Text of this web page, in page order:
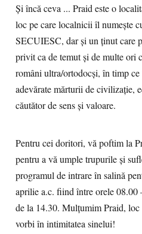
Și încă ceva ... Praid este o
loc pe care localnicii îl numește
SECUIESC, dar și un ținut care
privit ca de temut și de multe ori
români ultra/ortodocși, în timp
adevărate mărturii de civilizație,
căutător de sens și valoare.
Pentru cei doritori, vă poftim la
pentru a vă umple trupurile și
programul de intrare în salină
aprilie a.c. fiind între orele
de la 14.30. Mulțumim Praid, loc
vorbi în intimitatea sinelui!